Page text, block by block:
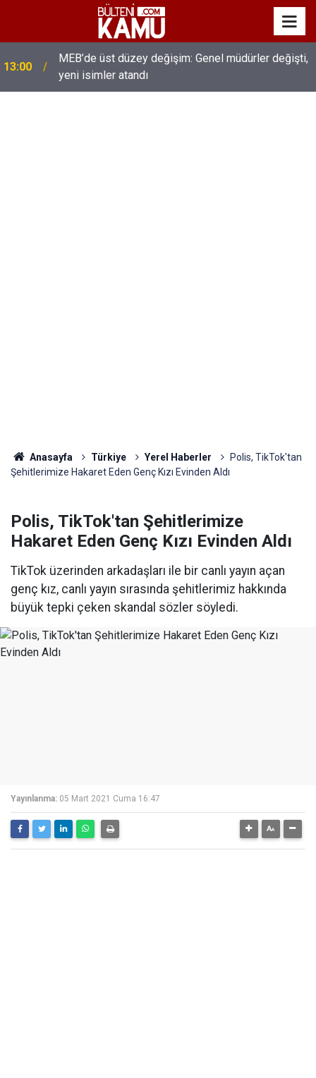
13:00
MEB’de üst düzey değişim: Genel müdürler değişti,
yeni isimler atandı
Anasayfa Türkiye Yerel Haberler
Polis, TikTok'tan
Şehitlerimize Hakaret Eden Genç Kızı Evinden Aldı
Polis, TikTok'tan Şehitlerimize
Hakaret Eden Genç Kızı Evinden Aldı
TikTok üzerinden arkadaşları ile bir canlı yayın açan
genç kız, canlı yayın sırasında şehitlerimiz hakkında
büyük tepki çeken skandal sözler söyledi.
Yayınlanma: 05 Mart 2021 Cuma 16:47